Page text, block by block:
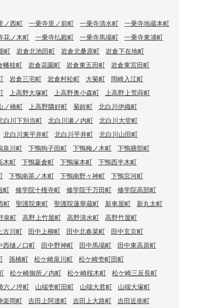
ノ西町 一乗寺里ノ前町 一乗寺清水町
一乗寺地蔵本町
花ノ木町
一乗寺払殿町 一乗寺馬場町
一乗寺東浦町
町
岩倉北池田町 岩倉北桑原町
岩倉下在地町
幡枝町
岩倉花園町 岩倉東五田町
岩倉東宮田町
岩倉三宅町 岩倉村松町 大菊町
岡崎入江町
上高野大塚町 上高野奥小森町
上高野上荒蒔町
ノ橋町
上高野隣好町 菊鉾町
北白川伊織町
白川下別当町
北白川瀬ノ内町
北白川大堂町
北白川東平井町
北白川平井町
北白川山田町
泉川町
下鴨狗子田町 下鴨梅ノ木町
下鴨膳部町
木町
下鴨蓼倉町 下鴨塚本町
下鴨西半木町
下鴨南茶ノ木町 下鴨南野々神町
下鴨宮河町
町
修学院十権寺町 修学院千万田町
修学院高部町
町
聖護院東町 聖護院蓮華蔵町 新車屋町
新丸太町
泉町
高野上竹屋町 高野清水町
高野竹屋町
古川町
田中上柳町 田中北春菜町
田中玄京町
西樋ノ口町
田中野神町 田中馬場町
田中東高原町
孫橋町 松ケ崎泉川町
松ケ崎壱町田町
松ケ崎御所ノ内町 松ケ崎桜木町
松ケ崎三反長町
六ノ坪町
山端壱町田町 山端大君町
山端大塚町
楽岡町
吉田上阿達町 吉田上大路町 吉田近衛町